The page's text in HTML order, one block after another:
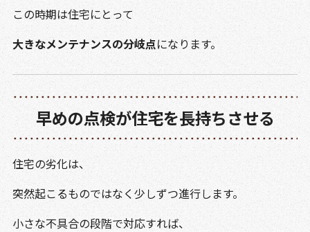
この時期は住宅にとって
大きなメンテナンスの分岐点になります。
早めの点検が住宅を長持ちさせる
住宅の劣化は、
突然起こるものではなく少しずつ進行します。
小さな不具合の段階で対応すれば、